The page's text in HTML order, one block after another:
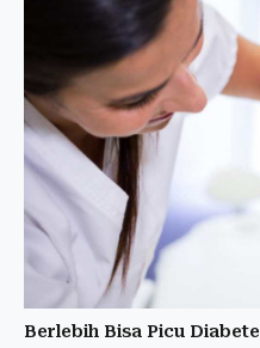
Berlebih Bisa Picu